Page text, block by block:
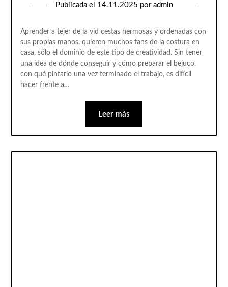
Publicada el 14.11.2025 por admin
Aprender a tejer de la vid cestas hermosas y ordenadas con
sus propias manos, quieren muchos fans de la costura en
casa, sólo el dominio de este tipo de creatividad. Sin tener
una idea de dónde conseguir y cómo preparar el bejuco,
con qué pintarlo una vez terminado el trabajo, es difícil
hacer frente a…
Leer más